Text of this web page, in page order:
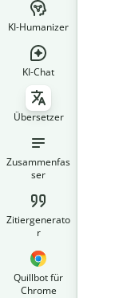
KI-Humanizer
KI-Chat
Übersetzer
Zusammenfas
ser
Zitiergenerato
r
Quillbot für
Chrome